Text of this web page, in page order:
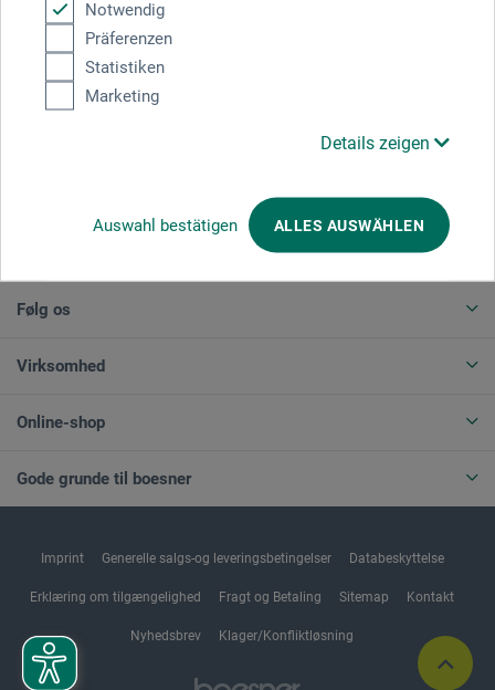
Notwendig
Präferenzen
Statistiken
Marketing
Details zeigen
Auswahl bestätigen ALLES AUSWÄHLEN
Betalingsmetoder
Følg os
Virksomhed
Online-shop
Gode grunde til boesner
Imprint Generelle salgs-og leveringsbetingelser Databeskyttelse
Erklæring om tilgængelighed Fragt og Betaling Sitemap Kontakt
Nyhedsbrev Klager/Konfliktløsning